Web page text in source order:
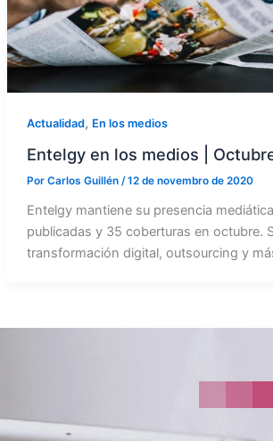
Actualidad, En los medios
Entelgy en los medios |
Por Carlos Guillén /12 de novembro de 2020
Entelgy mantiene su presencia
publicadas y 35 coberturas en octubre.
transformación digital, outsourcing y